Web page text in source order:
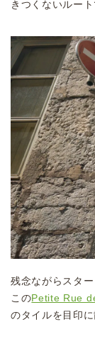
きつくないルート
残念ながらスタ
このPetite Rue
のタイルを目印に